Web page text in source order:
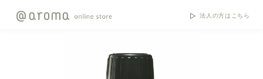
法人の方はこちら